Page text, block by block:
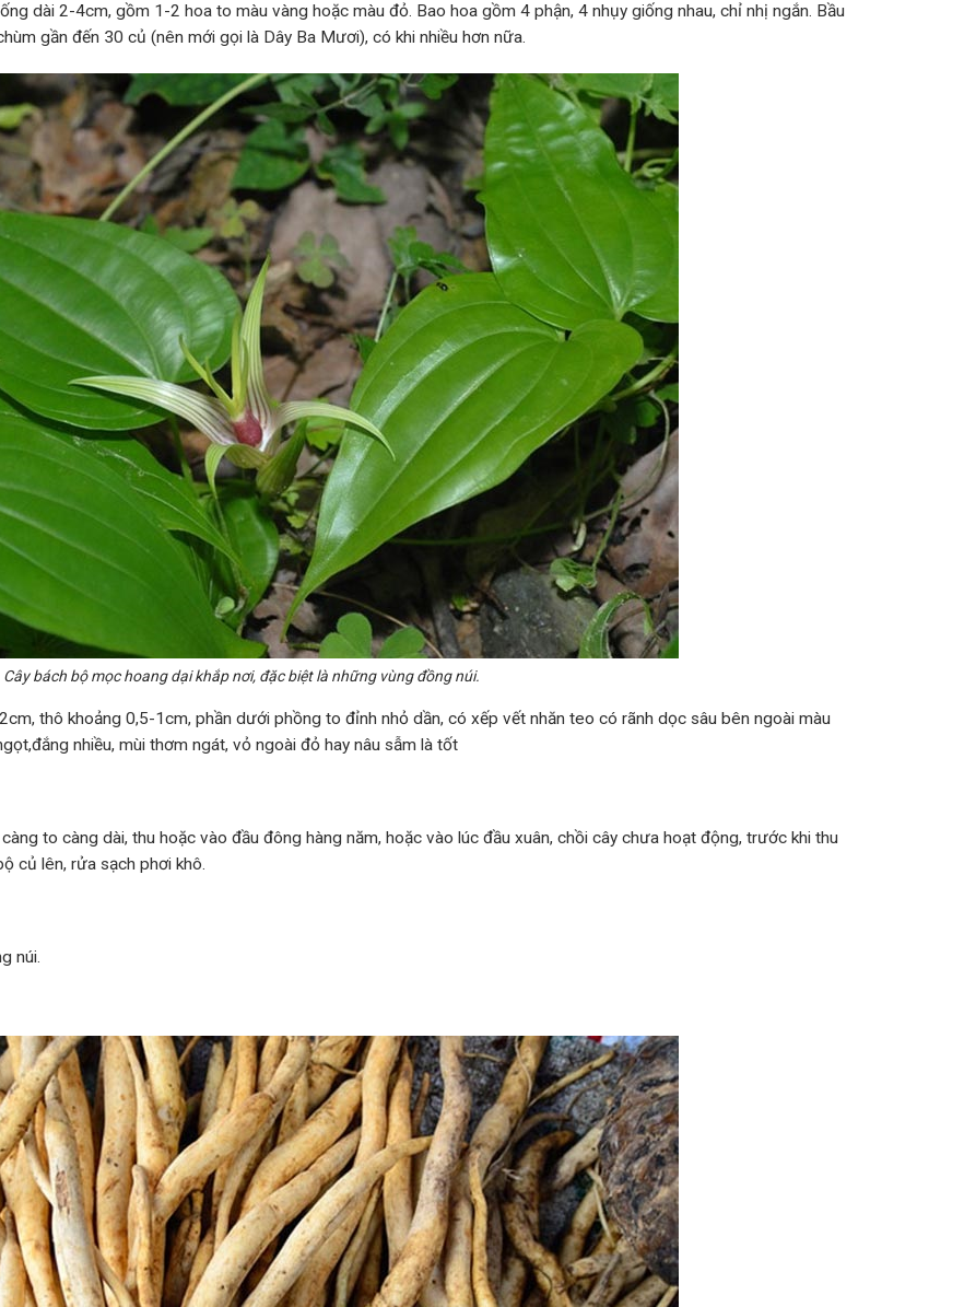
dài 2-4cm, gồm 1-2 hoa to màu vàng hoặc màu đỏ. Bao hoa gồm 4 phận, 4 nhụy giống nhau, chỉ nhị ngắn. Bầu
gần đến 30 củ (nên mới gọi là Dây Ba Mươi), có khi nhiều hơn nữa.
Cây bách bộ mọc hoang dại khắp nơi, đặc biệt là những vùng đồng núi.
thô khoảng 0,5-1cm, phần dưới phồng to đỉnh nhỏ dần, có xếp vết nhăn teo có rãnh dọc sâu bên ngoài màu
nhiều, mùi thơm ngát, vỏ ngoài đỏ hay nâu sẫm là tốt
to càng dài, thu hoặc vào đầu đông hàng năm, hoặc vào lúc đầu xuân, chồi cây chưa hoạt động, trước khi thu
củ lên, rửa sạch phơi khô.
núi.